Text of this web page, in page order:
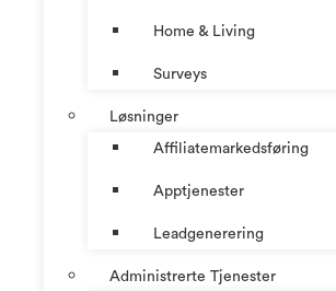
Home & Living
Surveys
Løsninger
Affiliatemarkedsføring
Apptjenester
Leadgenerering
Administrerte Tjenester